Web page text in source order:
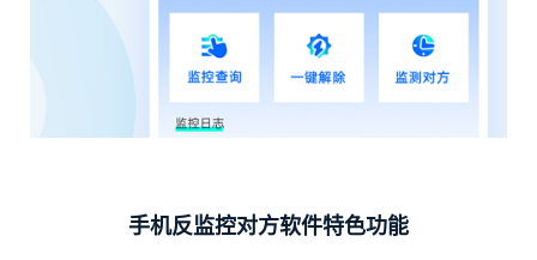
手机反监控对方软件特色功能